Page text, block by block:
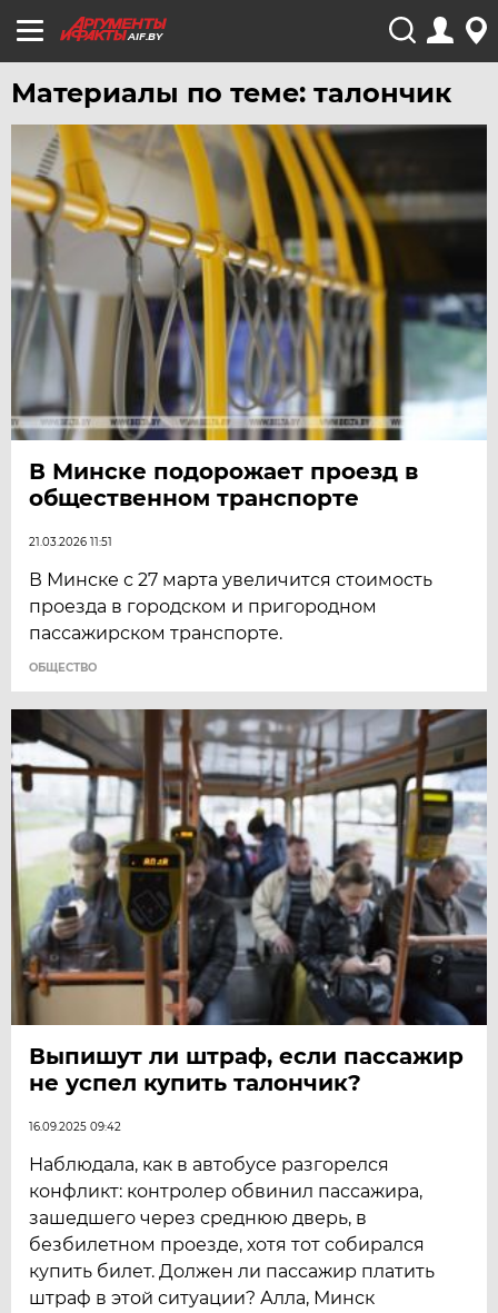
AIF.BY
Материалы по теме: талончик
В Минске подорожает проезд в
общественном транспорте
21.03.2026 11:51
В Минске с 27 марта увеличится стоимость
проезда в городском и пригородном
пассажирском транспорте.
ОБЩЕСТВО
Выпишут ли штраф, если пассажир
не успел купить талончик?
16.09.2025 09:42
Наблюдала, как в автобусе разгорелся
конфликт: контролер обвинил пассажира,
зашедшего через среднюю дверь, в
безбилетном проезде, хотя тот собирался
купить билет. Должен ли пассажир платить
штраф в этой ситуации?​ Алла, Минск